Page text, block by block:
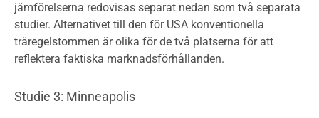
jämförelserna redovisas separat nedan som två separata
studier. Alternativet till den för USA konventionella
träregelstommen är olika för de två platserna för att
reflektera faktiska marknadsförhållanden.
Studie 3: Minneapolis